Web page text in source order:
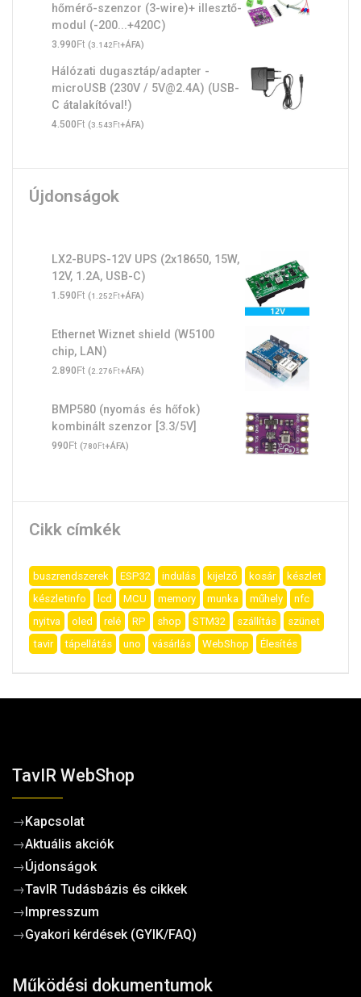
hőmérő-szenzor (3-wire)+ illesztő-
modul (-200...+420C)
3.990Ft (3.142Ft+ÁFA)
Hálózati dugasztáp/adapter -
microUSB (230V / 5V@2.4A) (USB-
C átalakítóval!)
4.500Ft (3.543Ft+ÁFA)
Újdonságok
LX2-BUPS-12V UPS (2x18650, 15W,
12V, 1.2A, USB-C)
1.590Ft (1.252Ft+ÁFA)
Ethernet Wiznet shield (W5100
chip, LAN)
2.890Ft (2.276Ft+ÁFA)
BMP580 (nyomás és hőfok)
kombinált szenzor [3.3/5V]
990Ft (780Ft+ÁFA)
Cikk címkék
buszrendszerek ESP32 indulás kijelző kosár
készlet
készletinfo
lcd MCU memory munka műhely
nfc
nyitva
oled relé RP shop STM32 szállítás
szünet
tavir
tápellátás uno vásárlás WebShop Élesítés
TavIR WebShop
→Kapcsolat
→Aktuális akciók
→Újdonságok
→TavIR Tudásbázis és cikkek
→Impresszum
→Gyakori kérdések (GYIK/FAQ)
Működési dokumentumok